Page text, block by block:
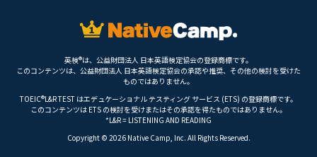
英検®は、公益財団法人 日本英語検定協会の登録商標です。
このコンテンツは、公益財団法人 日本英語検定協会の承認や推奨、その他の検討を受けた
ものではありません。
TOEIC®L&R TEST はエデュケーショナル テスティング サービス (ETS) の登録商標です。
このコンテンツは ETS の検討を受けまたはその承認を得たものではありません。
*L&R = LISTENING AND READING
Copyright © 2026 Native Camp, Inc. All Rights Reserved.